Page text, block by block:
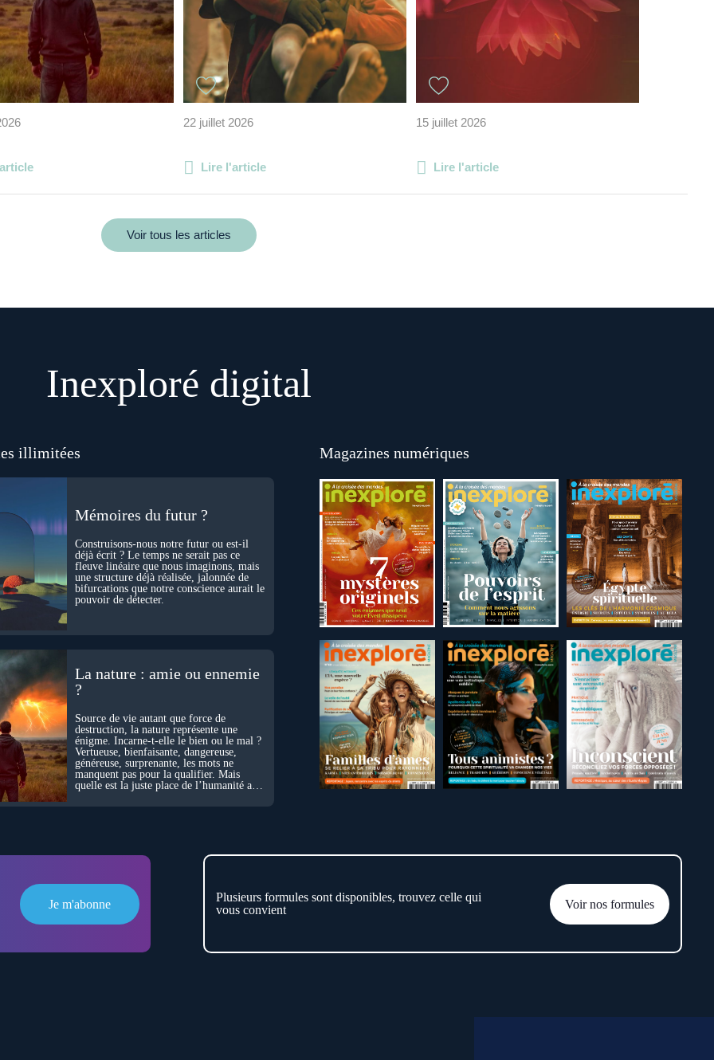
22 juillet 2026
Lire l'article
15 juillet 2026
Lire l'article
Voir tous les articles
Inexploré digital
illimitées
Mémoires du futur ?
Construisons-nous notre futur ou est-il
déjà écrit ? Le temps ne serait pas ce
fleuve linéaire que nous imaginons, mais
une structure déjà réalisée, jalonnée de
bifurcations que notre conscience aurait le
pouvoir de détecter.
La nature : amie ou ennemie
?
Source de vie autant que force de
destruction, la nature représente une
énigme. Incarne-t-elle le bien ou le mal ?
Vertueuse, bienfaisante, dangereuse,
généreuse, surprenante, les mots ne
manquent pas pour la qualifier. Mais
quelle est la juste place de l’humanité au
Magazines numériques
Je m'abonne
Plusieurs formules sont disponibles, trouvez celle qui
vous convient
Voir nos formules